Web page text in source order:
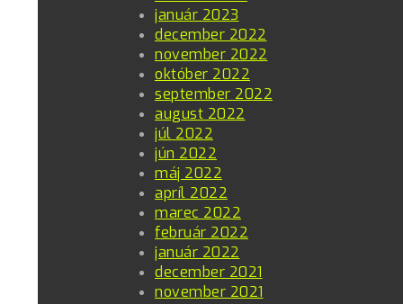
január 2023
december 2022
november 2022
október 2022
september 2022
august 2022
júl 2022
jún 2022
máj 2022
apríl 2022
marec 2022
február 2022
január 2022
december 2021
november 2021